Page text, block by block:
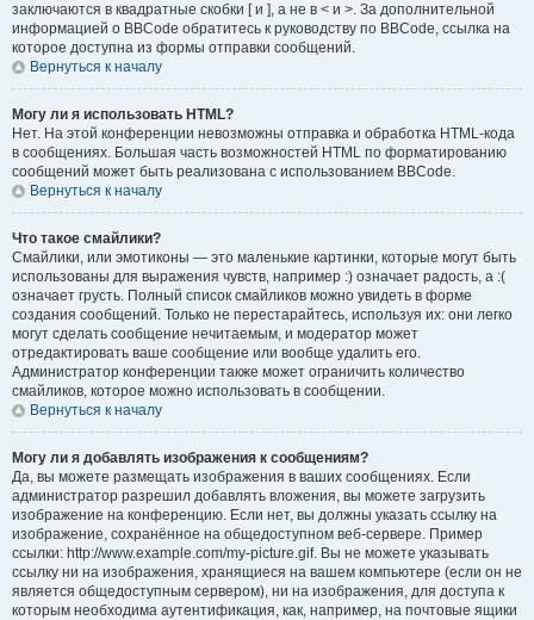
заключаются в квадратные скобки [ и ], а не в < и >. За дополнительной
информацией о BBCode обратитесь к руководству по BBCode, ссылка на
которое доступна из формы отправки сообщений.
Вернуться к началу
Могу ли я использовать HTML?
Нет. На этой конференции невозможны отправка и обработка HTML-кода
в сообщениях. Большая часть возможностей HTML по форматированию
сообщений может быть реализована с использованием BBCode.
Вернуться к началу
Что такое смайлики?
Смайлики, или эмотиконы — это маленькие картинки, которые могут быть
использованы для выражения чувств, например :) означает радость, а :(
означает грусть. Полный список смайликов можно увидеть в форме
создания сообщений. Только не перестарайтесь, используя их: они легко
могут сделать сообщение нечитаемым, и модератор может
отредактировать ваше сообщение или вообще удалить его.
Администратор конференции также может ограничить количество
смайликов, которое можно использовать в сообщении.
Вернуться к началу
Могу ли я добавлять изображения к сообщениям?
Да, вы можете размещать изображения в ваших сообщениях. Если
администратор разрешил добавлять вложения, вы можете загрузить
изображение на конференцию. Если нет, вы должны указать ссылку на
изображение, сохранённое на общедоступном веб-сервере. Пример
ссылки: http://www.example.com/my-picture.gif. Вы не можете указывать
ссылку ни на изображения, хранящиеся на вашем компьютере (если он не
является общедоступным сервером), ни на изображения, для доступа к
которым необходима аутентификация, как, например, на почтовые ящики